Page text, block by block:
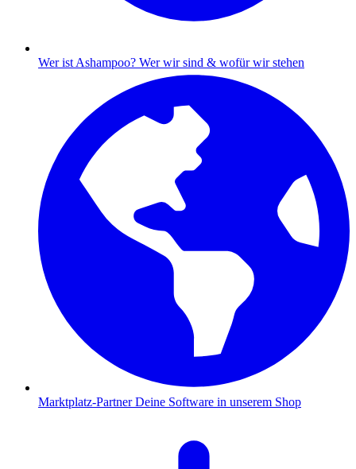
Wer ist Ashampoo? Wer wir sind & wofür wir stehen
Marktplatz-Partner Deine Software in unserem Shop